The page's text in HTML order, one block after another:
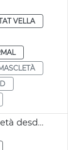
VELLA
Sorteo para presenciar mascletà desde el balcón del Ayuntamiento València